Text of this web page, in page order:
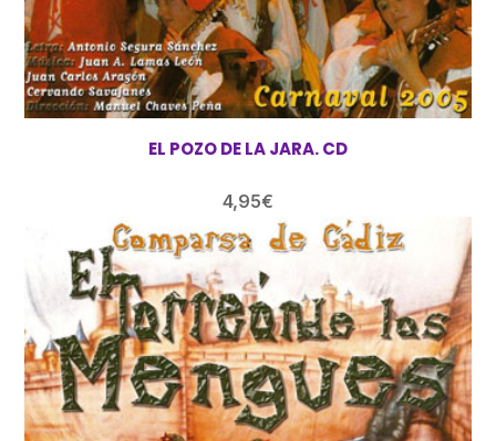
EL POZO DE LA JARA. CD
4,95€